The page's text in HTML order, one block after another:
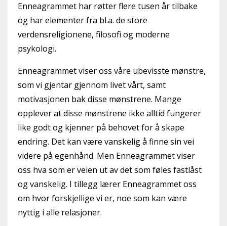
Enneagrammet har røtter flere tusen år tilbake
og har elementer fra bl.a. de store
verdensreligionene, filosofi og moderne
psykologi.
Enneagrammet viser oss våre ubevisste mønstre,
som vi gjentar gjennom livet vårt, samt
motivasjonen bak disse mønstrene. Mange
opplever at disse mønstrene ikke alltid fungerer
like godt og kjenner på behovet for å skape
endring. Det kan være vanskelig å finne sin vei
videre på egenhånd. Men Enneagrammet viser
oss hva som er veien ut av det som føles fastlåst
og vanskelig. I tillegg lærer Enneagrammet oss
om hvor forskjellige vi er, noe som kan være
nyttig i alle relasjoner.